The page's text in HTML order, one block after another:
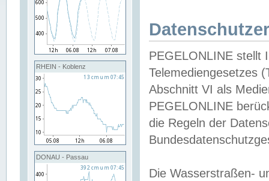
RHEIN - Koblenz
DONAU - Passau
PEGELONLINE stellt
Telemediengesetzes
Abschnitt VI als
PEGELONLINE
die Regeln der
Die Wasserstraßen-